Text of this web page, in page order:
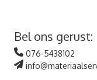
Bel ons gerust:
076-5438102